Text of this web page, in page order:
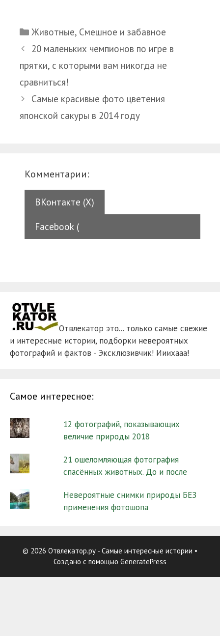
Рубрики
Животные, Смешное и забавное
20 маленьких чемпионов по игре в
прятки, с которыми вам никогда не
сравниться!
Самые красивые фото цветения
японской сакуры в 2014 году
Комментарии:
ВКонтакте (X)
Facebook (
Отвлекатор это... только самые свежие
и интересные истории, подборки невероятных
фотографий и фактов - Эксклюзивчик! Ииихааа!
Самое интересное:
12 фотографий, показывающих
величие природы 2018
21 ошеломляющая фотография
спасённых животных. До и после
Невероятные снимки природы БЕЗ
применения фотошопа
© 2026 Отвлекатор.ру - Самые интересные истории •
Создано с помощью GeneratePress